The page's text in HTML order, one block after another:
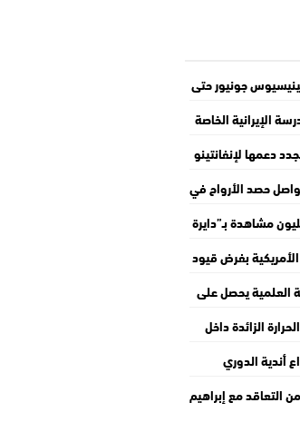
جونيور حتى
الإيرانية الخاصة
دعمها لإنفانتينو
حصد الأرواح في
مشاهدة بـ”دايرة
بفرض قيود
العلمية يحصل على
تخصصات الخبرة
الزائدة داخل
أندية الدوري
التعاقد مع إبراهيم